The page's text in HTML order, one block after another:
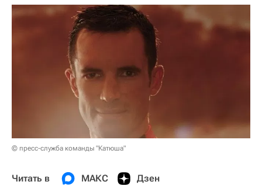
© пресс-служба команды "Катюша"
Читать в МАКС Дзен